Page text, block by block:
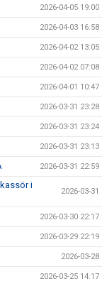
2026-04-05 19:00
2026-04-03 16:58
2026-04-02 13:05
2026-04-02 07:08
2026-04-01 10:47
2026-03-31 23:28
2026-03-31 23:24
2026-03-31 23:13
2026-03-31 22:59
i
2026-03-31
2026-03-30 22:17
2026-03-29 22:19
2026-03-28
2026-03-25 14:17